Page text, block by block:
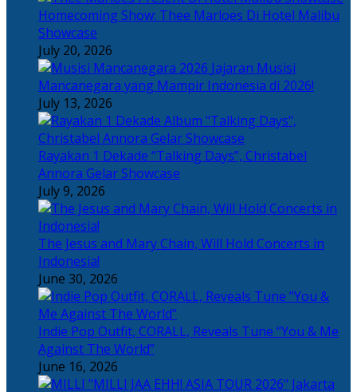
Homecoming Show: Thee Marloes Di Hotel Malibu
Showcase
July 20, 2026
Jajaran Musisi
Mancanegara yang Mampir Indonesia di 2026!
July 13, 2026
Rayakan 1 Dekade “Talking Days”, Christabel
Annora Gelar Showcase
July 9, 2026
The Jesus and Mary Chain, Will Hold Concerts in
Indonesia!
June 30, 2026
Indie Pop Outfit, CORALL, Reveals Tune “You & Me
Against The World”
June 16, 2026